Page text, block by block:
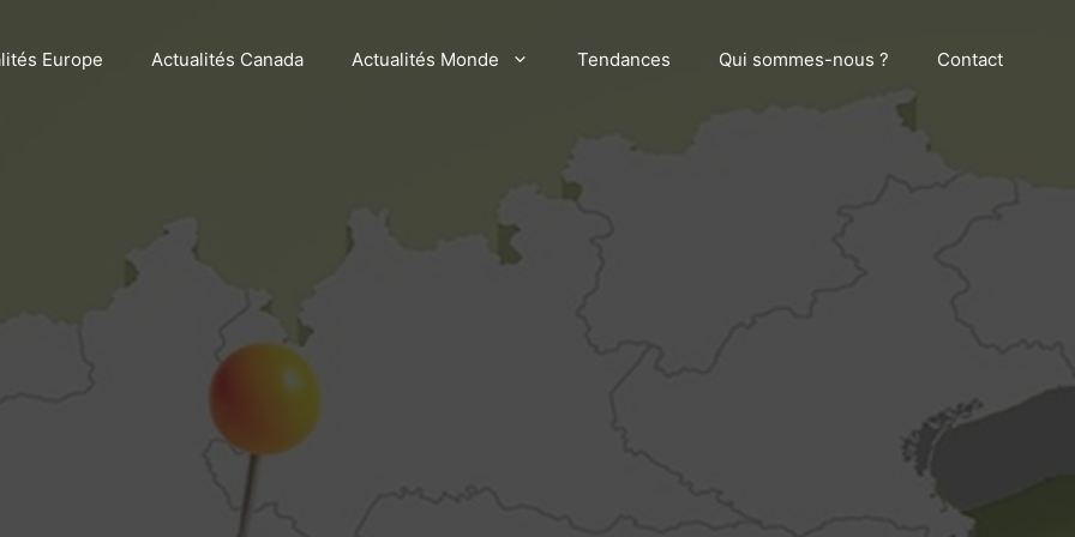
Europe Actualités Canada Actualités Monde Tendances Qui sommes-nous ? Contact